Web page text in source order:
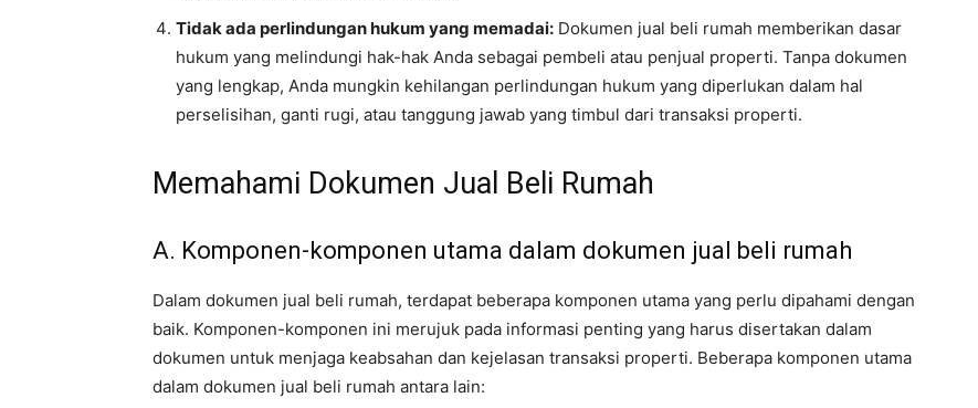
Tidak ada perlindungan hukum yang memadai: Dokumen jual beli rumah memberikan dasar
hukum yang melindungi hak-hak Anda sebagai pembeli atau penjual properti. Tanpa dokumen
yang lengkap, Anda mungkin kehilangan perlindungan hukum yang diperlukan dalam hal
perselisihan, ganti rugi, atau tanggung jawab yang timbul dari transaksi properti.
Memahami Dokumen Jual Beli Rumah
A. Komponen-komponen utama dalam dokumen jual beli rumah
Dalam dokumen jual beli rumah, terdapat beberapa komponen utama yang perlu dipahami dengan
baik. Komponen-komponen ini merujuk pada informasi penting yang harus disertakan dalam
dokumen untuk menjaga keabsahan dan kejelasan transaksi properti. Beberapa komponen utama
dalam dokumen jual beli rumah antara lain: